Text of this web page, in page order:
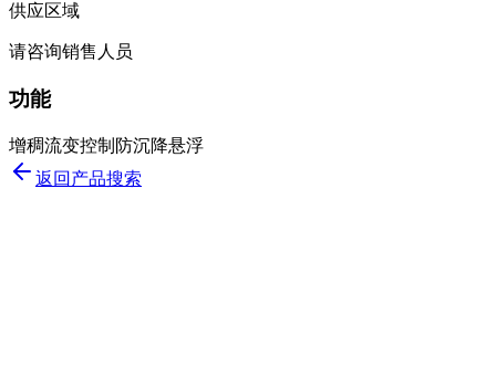
供应区域
请咨询销售人员
功能
增稠流变控制 防沉降悬浮
返回产品搜索